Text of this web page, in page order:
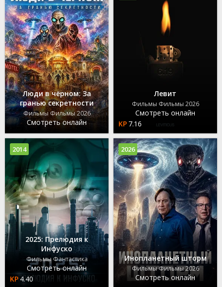
Люди в чёрном: За
гранью секретности
Фильмы Фильмы 2026
Смотреть онлайн
Левит
Фильмы Фильмы 2026
Смотреть онлайн
7.16
2025: Прелюдия к
Инфуско
Фильмы Фантастика
Смотреть онлайн
4.40
2014
Инопланетный шторм
Фильмы Фильмы 2026
Смотреть онлайн
2026